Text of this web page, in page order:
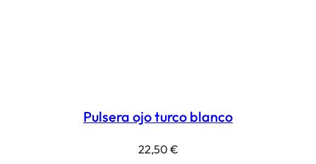
Pulsera ojo turco blanco
22,50 €